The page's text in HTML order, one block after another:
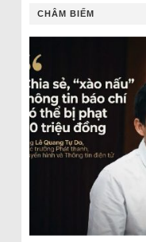
CHÂM BIẾM